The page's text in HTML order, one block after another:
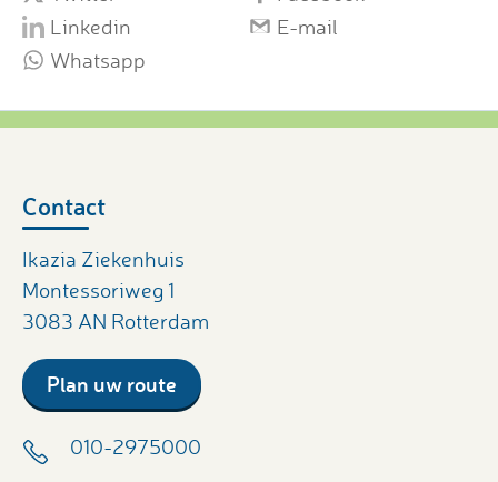
Linkedin
E-mail
Whatsapp
Contact
Ikazia Ziekenhuis
Montessoriweg 1
3083 AN Rotterdam
Plan uw route
010-2975000